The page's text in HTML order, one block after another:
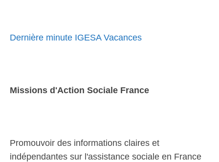
Dernière minute IGESA Vacances
Missions d'Action Sociale France
Promouvoir des informations claires et
indépendantes sur l'assistance sociale en France